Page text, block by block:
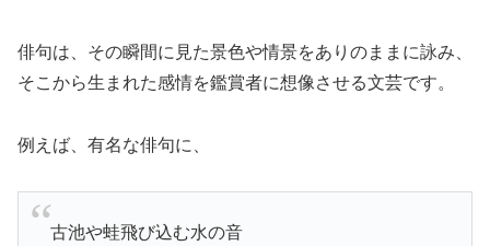
俳句は、その瞬間に見た景色や情景をありのままに詠み、
そこから生まれた感情を鑑賞者に想像させる文芸です。
例えば、有名な俳句に、
古池や蛙飛び込む水の音